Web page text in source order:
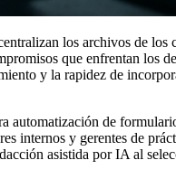
los archivos de los
que enfrentan los
y la rapidez de
de
internos y gerentes de
asistida por IA al